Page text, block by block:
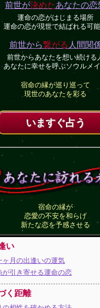
前世が決めたあなたの恋
運命の恋がはじまる場所
運命の恋が現世で結ばれる可
前世から繋がる 人間関
前世からあなたを想い続ける
あなたに幸せを呼ぶソウルメ
宿命の縁が巡り巡って
現世のあなたを彩る
いますぐ占う
宿命の縁が
恋愛の不安を和らげ
新たな恋を予感させる
い
ヶ月の出逢いの運気
が引き寄せる運命の恋
く距離